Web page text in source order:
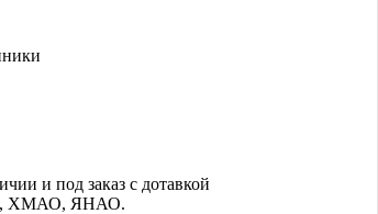
и под заказ с дотавкой
МО, ХМАО, ЯНАО.